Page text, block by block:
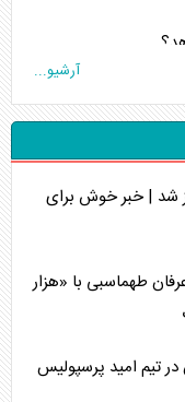
آرشیو...
حقوق فروردین ۱۴۰۵ آغاز شد | خبر خوش برای
طهماسبی با «هزار
تیم امید پرسپولیس